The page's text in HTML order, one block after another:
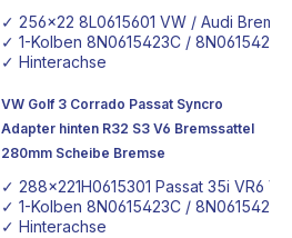
256x22
✓ 256x22 8L0615601 VW / Audi
✓ 1-Kolben 8N0615423C /
✓ Hinterachse
VW Golf 3 Corrado Passat Syncro
Adapter hinten R32 S3 V6 Bremssattel
280mm Scheibe Bremse
✓ 288x221H0615301 Passat 35i VR6
✓ 1-Kolben 8N0615423C /
✓ Hinterachse